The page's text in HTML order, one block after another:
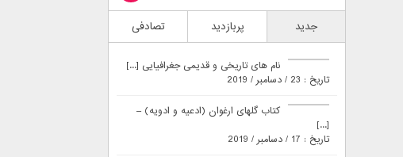
جدید پربازدید تصادفی
نام های تاریخی و قدیمی جغرافیایی [...]
تاریخ : 23 / دسامبر / 2019
کتاب گلهای ارغوان (ادعیه و ادویه) –
[...]
تاریخ : 17 / دسامبر / 2019